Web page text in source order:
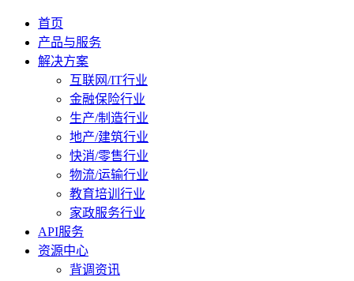
首页
产品与服务
解决方案
互联网/IT行业
金融保险行业
生产/制造行业
地产/建筑行业
快消/零售行业
物流/运输行业
教育培训行业
家政服务行业
API服务
资源中心
背调资讯